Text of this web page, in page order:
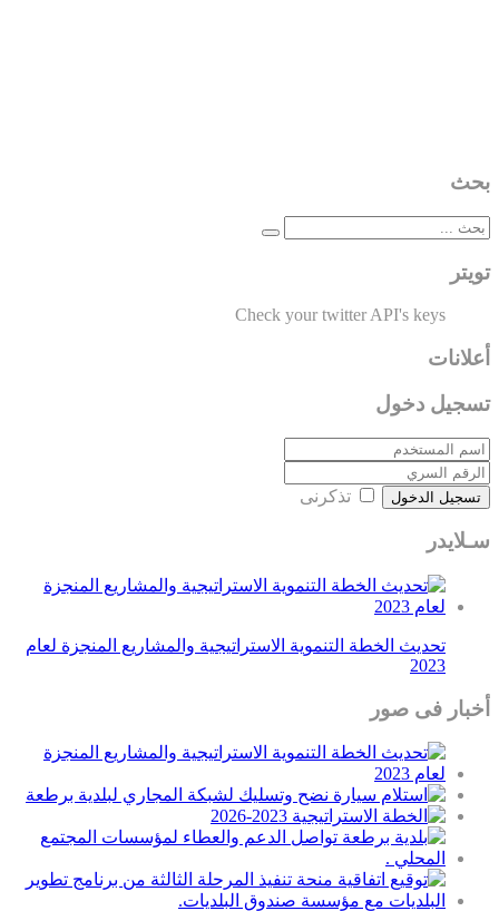
بحث
تويتر
Check your twitter API's keys
أعلانات
تسجيل دخول
تسجيل الدخول تذكرنى
سـلايدر
تحديث الخطة التنموية الاستراتيجية والمشاريع المنجزة لعام
2023
أخبار فى صور